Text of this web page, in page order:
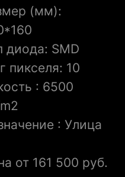
(мм):
диода: SMD
пикселя: 10
: 6500
: Улица
от 161 500 руб.